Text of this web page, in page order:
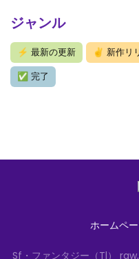
ジャンル
⚡ 最新の更新 ✌ 新作リ
✅ 完了
ホームペ
Sf・ファンタジー（Tl）